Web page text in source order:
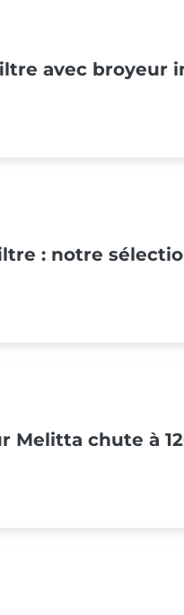
avec broyeur
: notre
Melitta chute à